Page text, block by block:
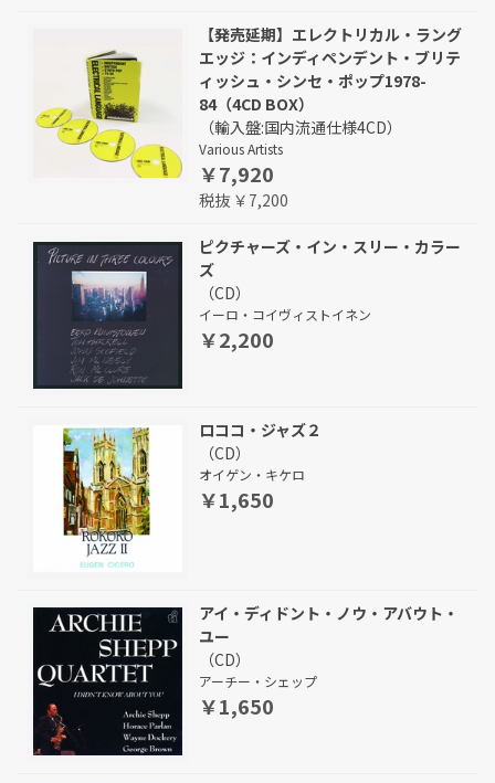
【発売延期】エレクトリカル・ラング
エッジ：インディペンデント・ブリテ
ィッシュ・シンセ・ポップ1978-
84（4CD BOX）
（輸入盤:国内流通仕様4CD）
Various Artists
￥7,920
税抜 ￥7,200
ピクチャーズ・イン・スリー・カラー
ズ
（CD）
イーロ・コイヴィストイネン
￥2,200
ロココ・ジャズ２
（CD）
オイゲン・キケロ
￥1,650
アイ・ディドント・ノウ・アバウト・
ユー
（CD）
アーチー・シェップ
￥1,650